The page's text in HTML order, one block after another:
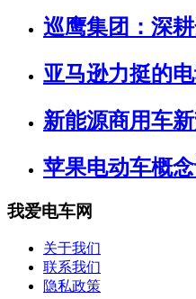
巡鹰集团：深
亚马逊力挺的
新能源商用车
苹果电动车概
我爱电车网
关于我们
联系我们
隐私政策